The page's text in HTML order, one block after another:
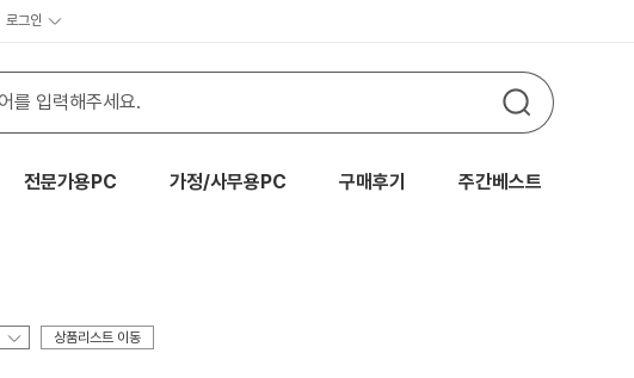
로그인
전문가용PC 가정/사무용PC 구매후기 주간베스트
상품리스트 이동